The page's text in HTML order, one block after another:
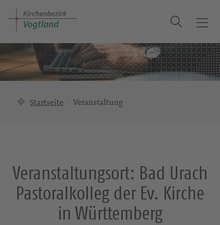
T
g
g
l
t
i
o
n
Suche
Startseite Veranstaltung
Veranstaltungsort: Bad Urach
Pastoralkolleg der Ev. Kirche
in Württemberg